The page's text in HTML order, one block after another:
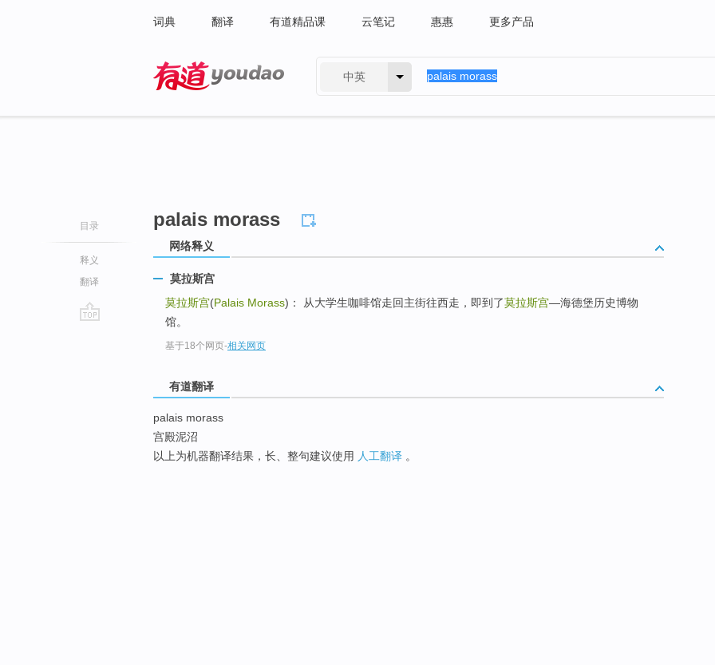
词典 翻译 有道精品课 云笔记 惠惠 更多产品
中英
目录
释义
翻译
palais morass
网络释义
莫拉斯宫
莫拉斯宫(Palais Morass)： 从大学生咖啡馆走回主街往西走，即到了莫拉斯宫—海德堡历史博物
馆。
基于18个网页-相关网页
有道翻译
palais morass
宫殿泥沼
以上为机器翻译结果，长、整句建议使用 人工翻译 。